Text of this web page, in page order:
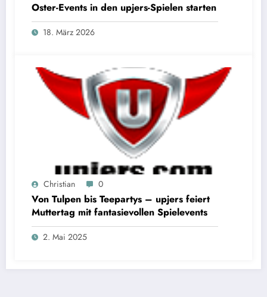
Oster-Events in den upjers-Spielen starten
18. März 2026
Christian 0
Von Tulpen bis Teepartys – upjers feiert
Muttertag mit fantasievollen Spielevents
2. Mai 2025